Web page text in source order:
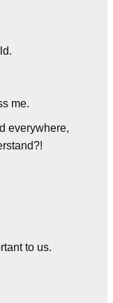
me.
everywhere,
to us.